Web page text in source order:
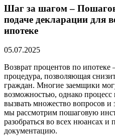
Шаг за шагом –
подаче декларации для
ипотеке
05.07.2025
Возврат процентов по ипотеке
процедура, позволяющая
граждан. Многие заемщики
возможностью, однако
вызвать множество вопросов и
мы рассмотрим пошаговую
разобраться во всех нюансах
документацию.